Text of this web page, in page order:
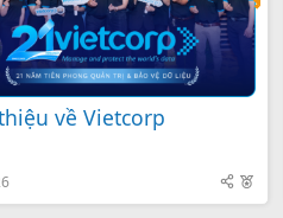
về Vietcorp
F
e